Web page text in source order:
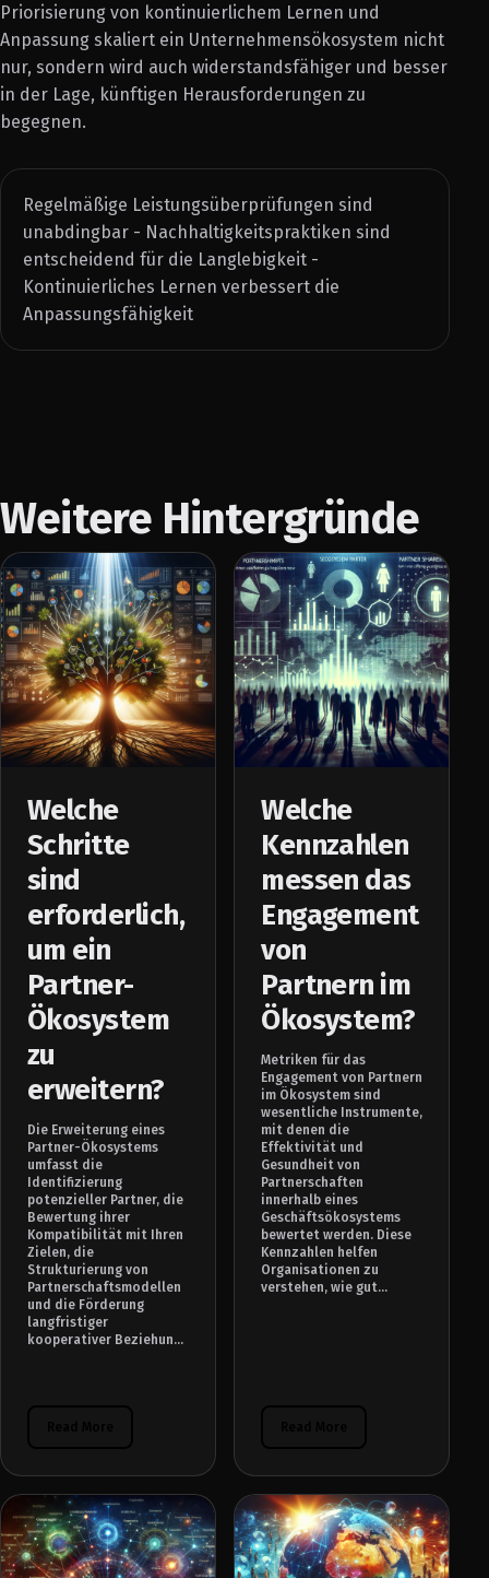
Priorisierung von kontinuierlichem Lernen und
Anpassung skaliert ein Unternehmensökosystem nicht
nur, sondern wird auch widerstandsfähiger und besser
in der Lage, künftigen Herausforderungen zu
begegnen.
Regelmäßige Leistungsüberprüfungen sind
unabdingbar - Nachhaltigkeitspraktiken sind
entscheidend für die Langlebigkeit -
Kontinuierliches Lernen verbessert die
Anpassungsfähigkeit
Weitere Hintergründe
Welche
Schritte
sind
erforderlich,
um ein
Partner-
Ökosystem
zu
erweitern?
Die Erweiterung eines
Partner-Ökosystems
umfasst die
Identifizierung
potenzieller Partner, die
Bewertung ihrer
Kompatibilität mit Ihren
Zielen, die
Strukturierung von
Partnerschaftsmodellen
und die Förderung
langfristiger
kooperativer Beziehun...
Welche
Kennzahlen
messen das
Engagement
von
Partnern im
Ökosystem?
Metriken für das
Engagement von Partnern
im Ökosystem sind
wesentliche Instrumente,
mit denen die
Effektivität und
Gesundheit von
Partnerschaften
innerhalb eines
Geschäftsökosystems
bewertet werden. Diese
Kennzahlen helfen
Organisationen zu
verstehen, wie gut...